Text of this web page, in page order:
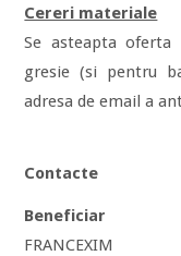
Cereri materiale
Se asteapta oferta
gresie (si pentru
adresa de email a
Contacte
Beneficiar
FRANCEXIM